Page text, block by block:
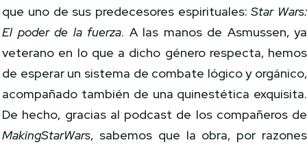
que uno de sus predecesores espirituales:Star Wars:
El poder de la fuerza. A las manos de Asmussen, ya
veterano en lo que a dicho género respecta, hemos
de esperar un sistema de combate lógico y orgánico,
acompañado también de una quinestética exquisita.
De hecho, gracias al podcast de los compañeros de
MakingStarWars, sabemos que la obra, por razones